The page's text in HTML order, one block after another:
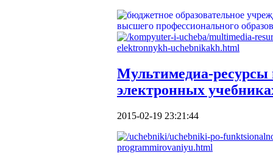
Мультимедиа-ресурсы
электронных
2015-02-19 23:21:44